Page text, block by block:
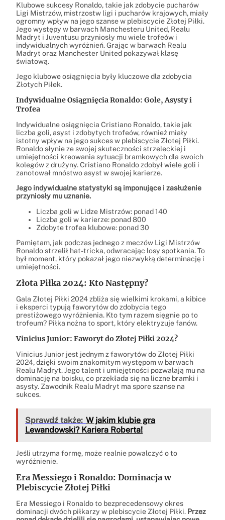
Klubowe sukcesy Ronaldo, takie jak zdobycie pucharów
Ligi Mistrzów, mistrzostw ligi i pucharów krajowych, miały
ogromny wpływ na jego szanse w plebiscycie Złotej Piłki.
Jego występy w barwach Manchesteru United, Realu
Madryt i Juventusu przyniosły mu wiele trofeów i
indywidualnych wyróżnień. Grając w barwach Realu
Madryt oraz Manchester United pokazywał klasę
światową.
Jego klubowe osiągnięcia były kluczowe dla zdobycia
Złotych Piłek.
Indywidualne Osiągnięcia Ronaldo: Gole, Asysty i
Trofea
Indywidualne osiągnięcia Cristiano Ronaldo, takie jak
liczba goli, asyst i zdobytych trofeów, również miały
istotny wpływ na jego sukces w plebiscycie Złotej Piłki.
Ronaldo słynie ze swojej skuteczności strzeleckiej i
umiejętności kreowania sytuacji bramkowych dla swoich
kolegów z drużyny. Cristiano Ronaldo zdobył wiele goli i
zanotował mnóstwo asyst w swojej karierze.
Jego indywidualne statystyki są imponujące i zasłużenie
przyniosły mu uznanie.
Liczba goli w Lidze Mistrzów: ponad 140
Liczba goli w karierze: ponad 800
Zdobyte trofea klubowe: ponad 30
Pamiętam, jak podczas jednego z meczów Ligi Mistrzów
Ronaldo strzelił hat-tricka, odwracając losy spotkania. To
był moment, który pokazał jego niezwykłą determinację i
umiejętności.
Złota Piłka 2024: Kto Następny?
Gala Złotej Piłki 2024 zbliża się wielkimi krokami, a kibice
i eksperci typują faworytów do zdobycia tego
prestiżowego wyróżnienia. Kto tym razem sięgnie po to
trofeum? Piłka nożna to sport, który elektryzuje fanów.
Vinicius Junior: Faworyt do Złotej Piłki 2024?
Vinicius Junior jest jednym z faworytów do Złotej Piłki
2024, dzięki swoim znakomitym występom w barwach
Realu Madryt. Jego talent i umiejętności pozwalają mu na
dominację na boisku, co przekłada się na liczne bramki i
asysty. Zawodnik Realu Madryt ma spore szanse na
sukces.
Sprawdź także: W jakim klubie gra
Lewandowski? Kariera Roberta!
Jeśli utrzyma formę, może realnie powalczyć o to
wyróżnienie.
Era Messiego i Ronaldo: Dominacja w
Plebiscycie Złotej Piłki
Era Messiego i Ronaldo to bezprecedensowy okres
dominacji dwóch piłkarzy w plebiscycie Złotej Piłki. Przez